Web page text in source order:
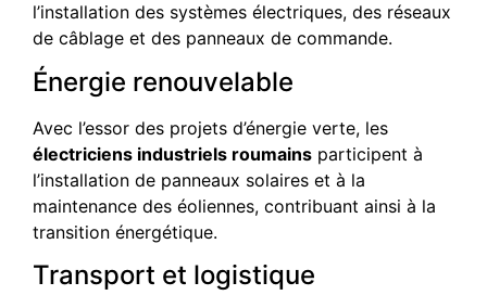
l’installation des systèmes électriques, des réseaux
de câblage et des panneaux de commande.
Énergie renouvelable
Avec l’essor des projets d’énergie verte, les
électriciens industriels roumains participent à
l’installation de panneaux solaires et à la
maintenance des éoliennes, contribuant ainsi à la
transition énergétique.
Transport et logistique